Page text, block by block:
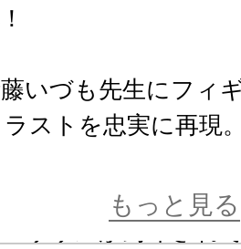
いづも先生にフィ
ストを忠実に再現
ど細かい部分まで繊
もっと見る